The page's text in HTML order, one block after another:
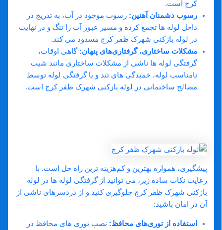
کرج است.
رسوب دشمنان آهنین: رسوب موجود در آب، به تدریج در
داخل لوله‌ ها تجمع کرده و مسیر عبور آب را تنگ و در نهایت
در لوله بازکنی شهرک ظفر کرج مسدود می ‌کند.
مشکلات ساختاری، گرفتاری‌های پنهان: گاهی اوقات،
گرفتگی لوله ‌ها ناشی از مشکلات ساختاری مانند شیب
نامناسب لوله، خمیدگی‌ های تند و یا گرفتگی لوله توسط
مصالح ساختمانی در لوله بازکنی شهرک ظفر کرج است.
پیشگیری، همواره بهترین و کم‌هزینه ‌ترین راه حل است. با
رعایت نکات ساده زیر، می‌ توانید از گرفتگی لوله‌ ها در لوله
بازکنی شهرک ظفر کرج جلوگیری کنید و از دردسرهای ناشی از
آن در امان باشید:
استفاده از توری‌های محافظ: نصب توری‌ های محافظ در